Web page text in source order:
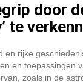
door
te
rijke
en toepassingen
zoals in de